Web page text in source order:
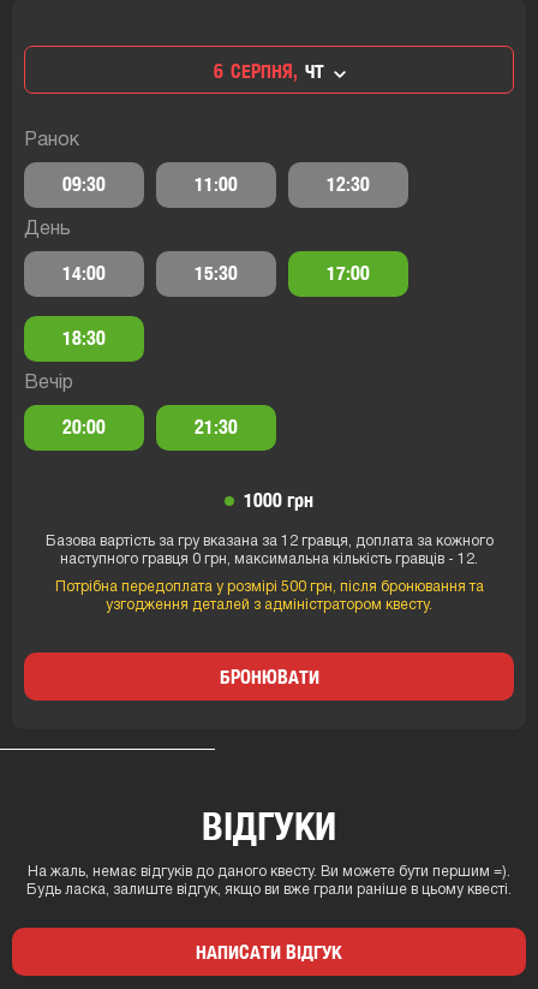
6 СЕРПНЯ, ЧТ
Ранок
09:30 11:00 12:30
День
14:00 15:30 17:00
18:30
Вечір
20:00 21:30
1000 грн
Базова вартість за гру вказана за 12 гравця, доплата за кожного
наступного гравця 0 грн, максимальна кількість гравців - 12.
Потрібна передоплата у розмірі 500 грн, після бронювання та
узгодження деталей з адміністратором квесту.
БРОНЮВАТИ
ВІДГУКИ
На жаль, немає відгуків до даного квесту. Ви можете бути першим =).
Будь ласка, залиште відгук, якщо ви вже грали раніше в цьому квесті.
НАПИСАТИ ВІДГУК